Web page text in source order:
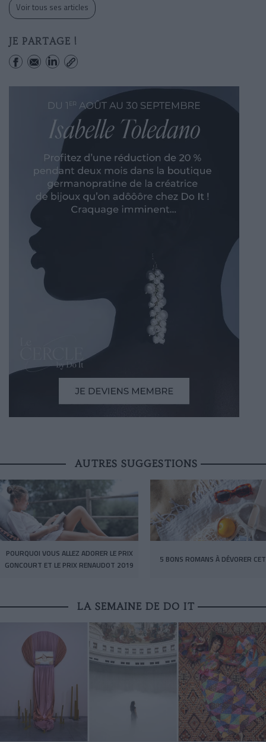
Voir tous ses articles
JE PARTAGE !
AUTRES SUGGESTIONS
POURQUOI VOUS ALLEZ ADORER LE PRIX
GONCOURT ET LE PRIX RENAUDOT 2019
5 BONS ROMANS À DÉVORER
LA SEMAINE DE DO IT